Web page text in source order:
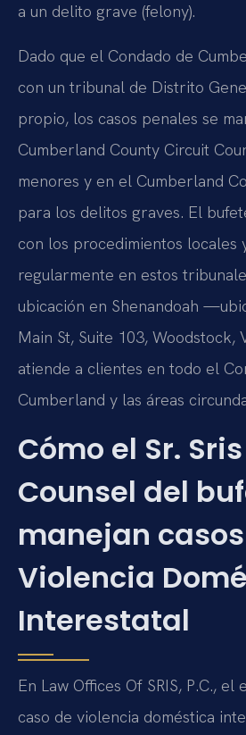
a un delito grave (felony).
Dado que el Condado de
con un tribunal de Distrito
propio, los casos penales se
Cumberland County Circuit
menores y en el Cumberland
para los delitos graves. El
con los procedimientos locales
regularmente en estos
ubicación en Shenandoah
Main St, Suite 103,
atiende a clientes en todo el
Cumberland y las áreas
Cómo el Sr.
Counsel del
manejan
Violencia
Interestatal
En Law Offices Of SRIS, P.C., el
caso de violencia doméstica